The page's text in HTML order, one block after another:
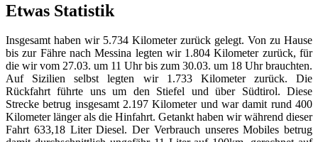
Etwas Statistik
Insgesamt haben wir 5.734 Kilometer zurück gelegt. Von zu Hause
bis zur Fähre nach Messina legten wir 1.804 Kilometer zurück, für
die wir vom 27.03. um 11 Uhr bis zum 30.03. um 18 Uhr brauchten.
Auf Sizilien selbst legten wir 1.733 Kilometer zurück. Die
Rückfahrt führte uns um den Stiefel und über Südtirol. Diese
Strecke betrug insgesamt 2.197 Kilometer und war damit rund 400
Kilometer länger als die Hinfahrt. Getankt haben wir während dieser
Fahrt 633,18 Liter Diesel. Der Verbrauch unseres Mobiles betrug